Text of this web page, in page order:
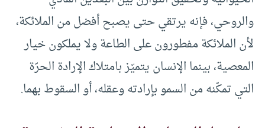
والروحي، فإنه يرتقي حتى يصبح أفضل من الملائكة،
لأن الملائكة مفطورون على الطاعة ولا يملكون خيار
المعصية، بينما الإنسان يتميّز بامتلاك الإرادة الحرّة
التي تمكّنه من السمو بإرادته وعقله، أو السقوط بهما.